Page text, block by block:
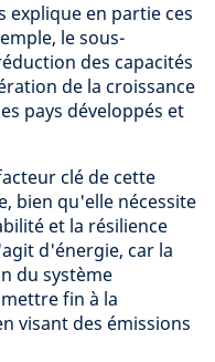
explique en partie ces
le sous-
des capacités
de la croissance
pays développés et
clé de cette
bien qu'elle nécessite
et la résilience
d'énergie, car la
du système
fin à la
visant des émissions